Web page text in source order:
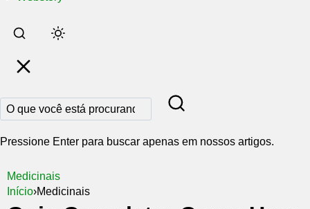
Pular
para
conteúdo
principal
Pressione Enter para buscar apenas em nossos artigos.
Medicinais
Início›Medicinais